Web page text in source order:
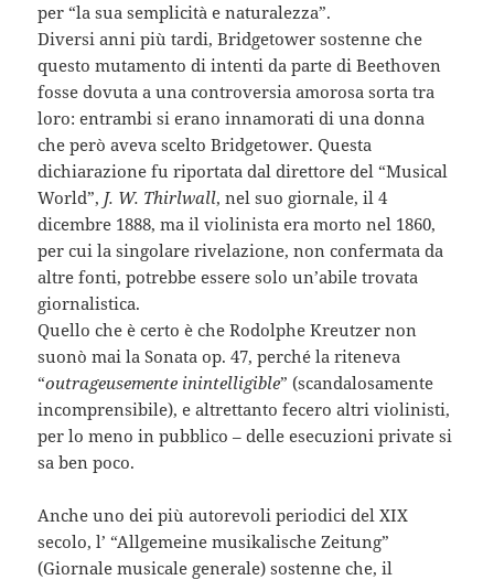
per “la sua semplicità e naturalezza”.
Diversi anni più tardi, Bridgetower sostenne che
questo mutamento di intenti da parte di Beethoven
fosse dovuta a una controversia amorosa sorta tra
loro: entrambi si erano innamorati di una donna
che però aveva scelto Bridgetower. Questa
dichiarazione fu riportata dal direttore del “Musical
World”, J. W. Thirlwall, nel suo giornale, il 4
dicembre 1888, ma il violinista era morto nel 1860,
per cui la singolare rivelazione, non confermata da
altre fonti, potrebbe essere solo un’abile trovata
giornalistica.
Quello che è certo è che Rodolphe Kreutzer non
suonò mai la Sonata op. 47, perché la riteneva
“outrageusemente inintelligible” (scandalosamente
incomprensibile), e altrettanto fecero altri violinisti,
per lo meno in pubblico – delle esecuzioni private si
sa ben poco.
Anche uno dei più autorevoli periodici del XIX
secolo, l’ “Allgemeine musikalische Zeitung”
(Giornale musicale generale) sostenne che, il